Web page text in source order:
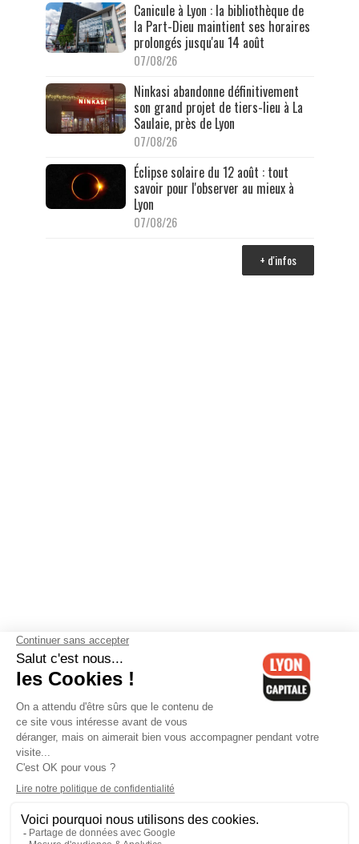
Canicule à Lyon : la bibliothèque de
la Part-Dieu maintient ses horaires
prolongés jusqu'au 14 août
07/08/26
Ninkasi abandonne définitivement
son grand projet de tiers-lieu à La
Saulaie, près de Lyon
07/08/26
Éclipse solaire du 12 août : tout
savoir pour l'observer au mieux à
Lyon
07/08/26
+ d'infos
Contactez-nous-Mentions légales-CGV-Politique de